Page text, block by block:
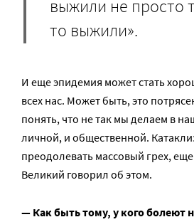
выжили не просто
то выжили».
И еще эпидемия может стать
всех нас. Может быть, это
понять, что не так мы делаем в
личной, и общественной.
преодолевать массовый грех,
Великий говорил об этом.
— Как быть тому, у кого болеют